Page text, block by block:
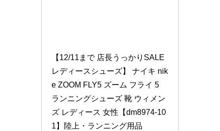
【12/11まで 店長うっかりSALE
レディースシューズ】 ナイキ nik
e ZOOM FLY5 ズーム フライ 5
ランニングシューズ 靴 ウィメン
ズ レディース 女性【dm8974-10
1】陸上・ランニング用品